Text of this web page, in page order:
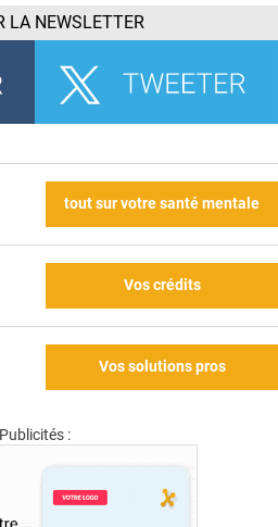
LA NEWSLETTER
tout sur votre santé mentale
Vos crédits
Vos solutions pros
Publicités :